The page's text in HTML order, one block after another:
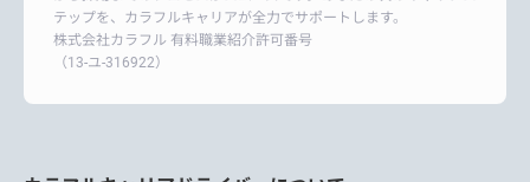
テップを、カラフルキャリアが全力でサポートします。
株式会社カラフル 有料職業紹介許可番号
（13-ユ-316922）